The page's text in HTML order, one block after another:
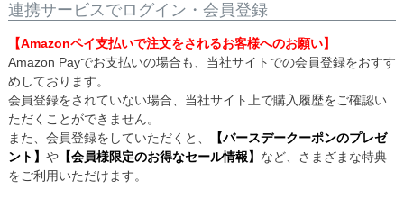
連携サービスでログイン・会員登録
【Amazonペイ支払いで注文をされるお客様へのお願い】
Amazon Payでお支払いの場合も、当社サイトでの会員登録をおすす
めしております。
会員登録をされていない場合、当社サイト上で購入履歴をご確認い
ただくことができません。
また、会員登録をしていただくと、
【バースデークーポンのプレゼ
ント】 や【会員様限定のお得なセール情報】 など、さまざまな特典
をご利用いただけます。